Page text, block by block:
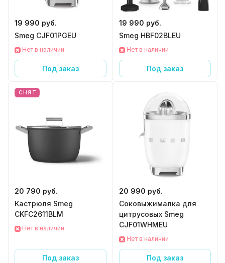
19 990 руб.
Smeg CJF01PGEU
Нет в наличии
Под заказ
19 990 руб.
Smeg HBF02BLEU
Нет в наличии
Под заказ
СНЯТ
20 790 руб.
Кастрюля Smeg
CKFC2611BLM
Нет в наличии
Под заказ
20 990 руб.
Соковыжималка для
цитрусовых Smeg
CJF01WHMEU
Нет в наличии
Под заказ